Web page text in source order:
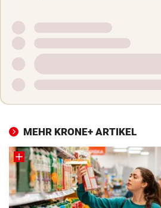
MEHR KRONE+ ARTIKEL